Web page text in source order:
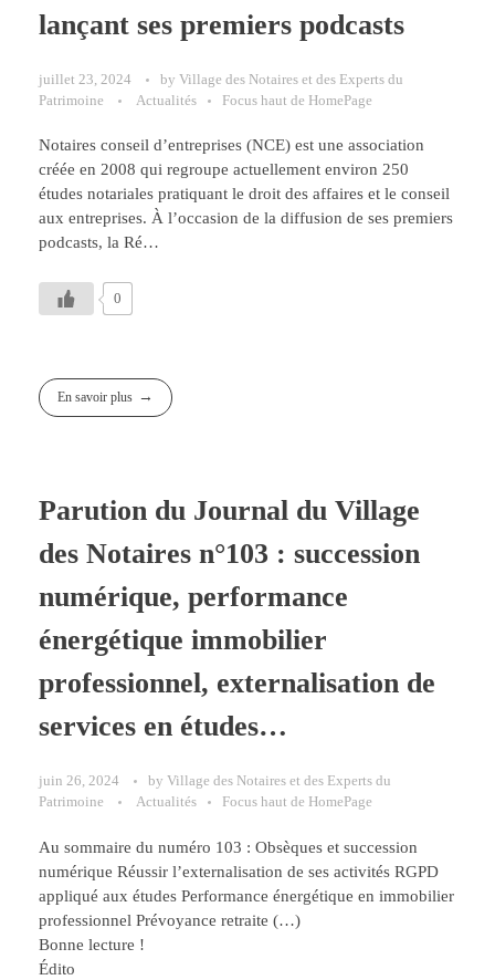
lançant ses premiers podcasts
juillet 23, 2024 by Village des Notaires et des Experts du
Patrimoine
Actualités Focus haut de HomePage
Notaires conseil d’entreprises (NCE) est une association
créée en 2008 qui regroupe actuellement environ 250
études notariales pratiquant le droit des affaires et le conseil
aux entreprises. À l’occasion de la diffusion de ses premiers
podcasts, la Ré…
0
En savoir plus
Parution du Journal du Village
des Notaires n°103 : succession
numérique, performance
énergétique immobilier
professionnel, externalisation de
services en études…
juin 26, 2024 by Village des Notaires et des Experts du
Patrimoine
Actualités Focus haut de HomePage
Au sommaire du numéro 103 : Obsèques et succession
numérique Réussir l’externalisation de ses activités RGPD
appliqué aux études Performance énergétique en immobilier
professionnel Prévoyance retraite (…)
Bonne lecture !
Édito